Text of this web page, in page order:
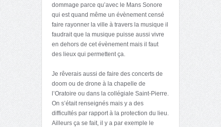
dommage parce qu’avec le Mans Sonore
qui est quand même un évènement censé
faire rayonner la ville à travers la musique il
faudrait que la musique puisse aussi vivre
en dehors de cet évènement mais il faut
des lieux qui permettent ça.
Je rêverais aussi de faire des concerts de
doom ou de drone à la chapelle de
l’Oratoire ou dans la collégiale Saint-Pierre.
On s’était renseignés mais y a des
difficultés par rapport à la protection du lieu.
Ailleurs ça se fait, il y a par exemple le